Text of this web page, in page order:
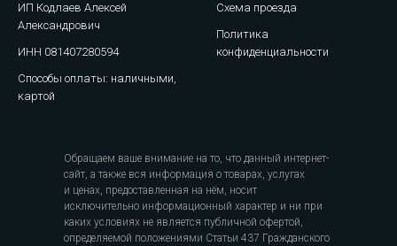
ИП Кодлаев Алексей
Александрович
ИНН 081407280594
Способы оплаты: наличными,
картой
Схема проезда
Политика
конфиденциальности
Обращаем ваше внимание на то, что данный интернет-
сайт, а также вся информация о товарах, услугах
и ценах, предоставленная на нём, носит
исключительно информационный характер и ни при
каких условиях не является публичной офертой,
определяемой положениями Статьи 437 Гражданского